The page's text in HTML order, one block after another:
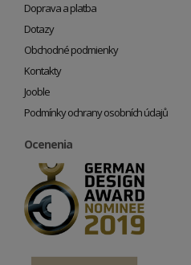
Doprava a platba
Dotazy
Obchodné podmienky
Kontakty
Jooble
Podmínky ochrany osobních údajů
Ocenenia